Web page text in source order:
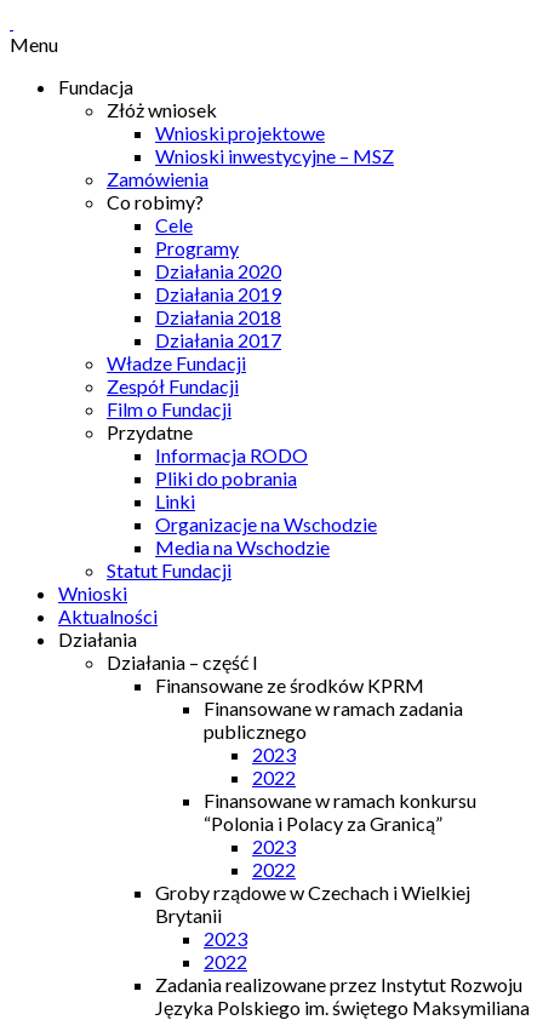
Menu
Fundacja
Złóż wniosek
Wnioski projektowe
Wnioski inwestycyjne – MSZ
Zamówienia
Co robimy?
Cele
Programy
Działania 2020
Działania 2019
Działania 2018
Działania 2017
Władze Fundacji
Zespół Fundacji
Film o Fundacji
Przydatne
Informacja RODO
Pliki do pobrania
Linki
Organizacje na Wschodzie
Media na Wschodzie
Statut Fundacji
Wnioski
Aktualności
Działania
Działania – część I
Finansowane ze środków KPRM
Finansowane w ramach zadania
publicznego
2023
2022
Finansowane w ramach konkursu
“Polonia i Polacy za Granicą”
2023
2022
Groby rządowe w Czechach i Wielkiej
Brytanii
2023
2022
Zadania realizowane przez Instytut Rozwoju
Języka Polskiego im. świętego Maksymiliana